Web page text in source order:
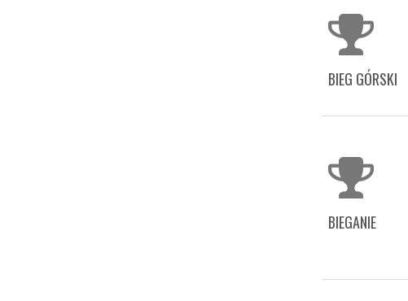
BIEG GÓRSKI
BIEGANIE